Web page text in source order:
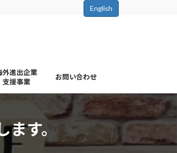
English
外進出企業
支援事業
お問い合わせ
す。